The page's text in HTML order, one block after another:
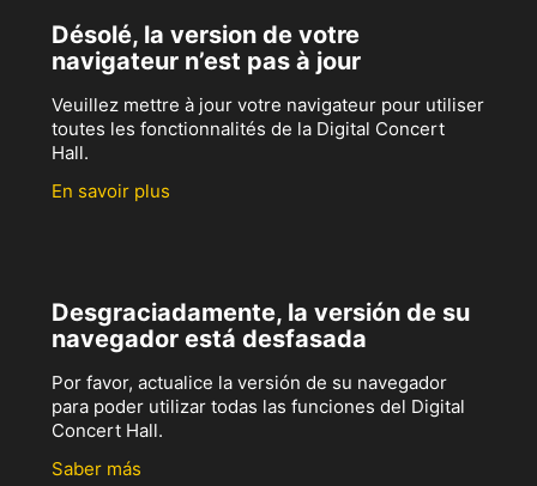
Désolé, la version de votre
navigateur n’est pas à jour
Veuillez mettre à jour votre navigateur pour utiliser
toutes les fonctionnalités de la Digital Concert
Hall.
En savoir plus
Desgraciadamente, la versión de su
navegador está desfasada
Por favor, actualice la versión de su navegador
para poder utilizar todas las funciones del Digital
Concert Hall.
Saber más